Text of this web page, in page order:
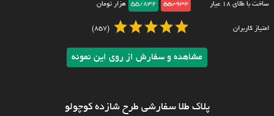
ساخت با طلای ۱۸ عیار 55/932
55/832 هزار تومان
امتیاز کاربران (857)
مشاهده و سفارش از روی این نمونه
پلاک طلا سفارشی طرح شازده کوچولو